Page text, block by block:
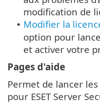
modification de
• Modifier la
option pour
et activer votre
Pages d'aide
Permet de lancer
pour ESET Server